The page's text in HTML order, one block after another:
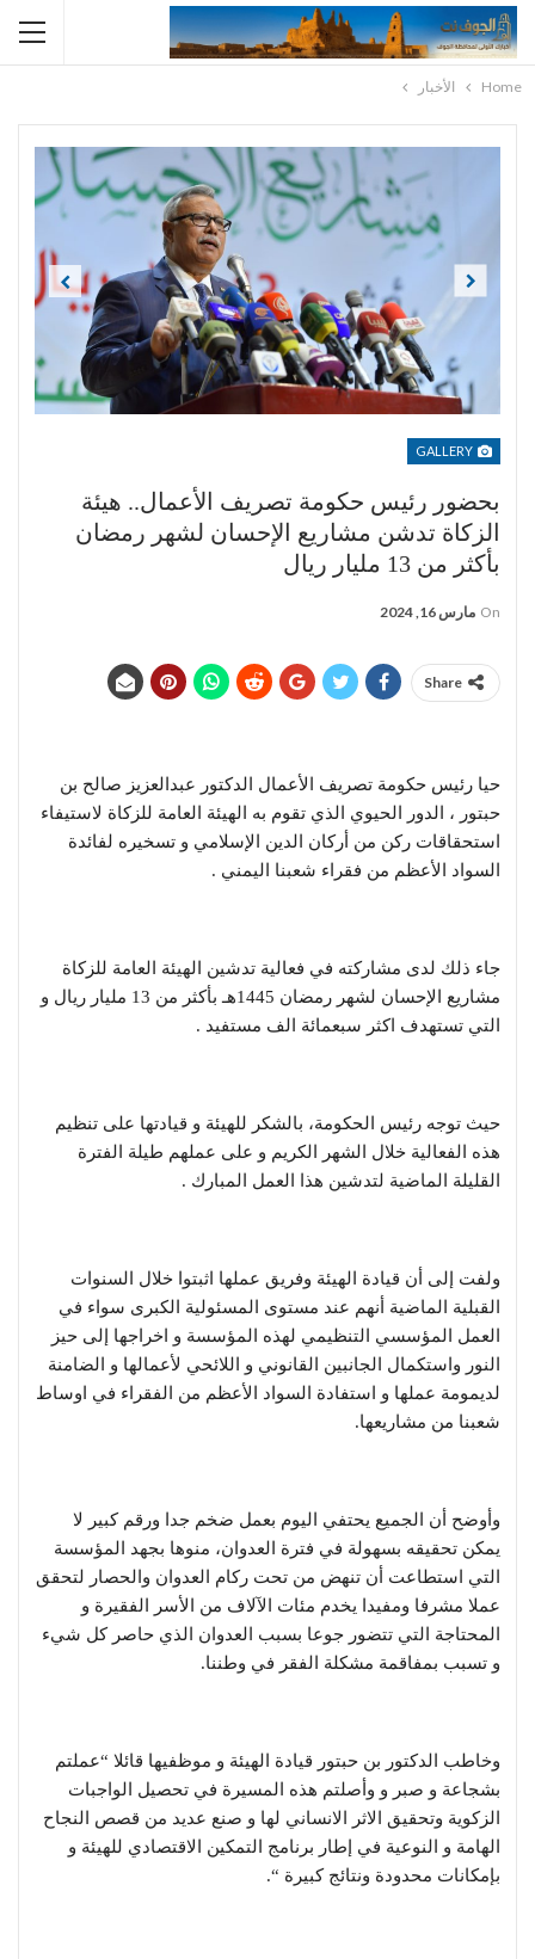
Home الأخبار
Previous
بحضور رئيس حكومة تصريف الأعمال.. هيئة
الزكاة تدشن مشاريع الإحسان لشهر رمضان
بأكثر من 13 مليار ريال
On مارس 16, 2024
Share
حيا رئيس حكومة تصريف الأعمال الدكتور عبدالعزيز صالح بن
حبتور ، الدور الحيوي الذي تقوم به الهيئة العامة للزكاة لاستيفاء
استحقاقات ركن من أركان الدين الإسلامي و تسخيره لفائدة
السواد الأعظم من فقراء شعبنا اليمني .
جاء ذلك لدى مشاركته في فعالية تدشين الهيئة العامة للزكاة
مشاريع الإحسان لشهر رمضان 1445هـ بأكثر من 13 مليار ريال و
التي تستهدف اكثر سبعمائة الف مستفيد .
حيث توجه رئيس الحكومة، بالشكر للهيئة و قيادتها على تنظيم
هذه الفعالية خلال الشهر الكريم و على عملهم طيلة الفترة
القليلة الماضية لتدشين هذا العمل المبارك .
ولفت إلى أن قيادة الهيئة وفريق عملها اثبتوا خلال السنوات
القبلية الماضية أنهم عند مستوى المسئولية الكبرى سواء في
العمل المؤسسي التنظيمي لهذه المؤسسة و اخراجها إلى حيز
النور واستكمال الجانبين القانوني و اللائحي لأعمالها و الضامنة
لديمومة عملها و استفادة السواد الأعظم من الفقراء في اوساط
شعبنا من مشاريعها.
وأوضح أن الجميع يحتفي اليوم بعمل ضخم جدا ورقم كبير لا
يمكن تحقيقه بسهولة في فترة العدوان، منوها بجهد المؤسسة
التي استطاعت أن تنهض من تحت ركام العدوان والحصار لتحقق
عملا مشرفا ومفيدا يخدم مئات الآلاف من الأسر الفقيرة و
المحتاجة التي تتضور جوعا بسبب العدوان الذي حاصر كل شيء
و تسبب بمفاقمة مشكلة الفقر في وطننا.
وخاطب الدكتور بن حبتور قيادة الهيئة و موظفيها قائلا “عملتم
بشجاعة و صبر و وأصلتم هذه المسيرة في تحصيل الواجبات
الزكوية وتحقيق الاثر الانساني لها و صنع عديد من قصص النجاح
الهامة و النوعية في إطار برنامج التمكين الاقتصادي للهيئة و
بإمكانات محدودة ونتائج كبيرة “.